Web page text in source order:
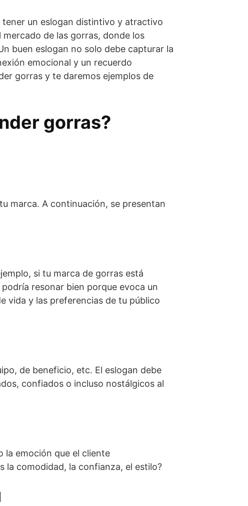
un eslogan distintivo y atractivo
de las gorras, donde los
buen eslogan no solo debe capturar la
emocional y un recuerdo
gorras y te daremos ejemplos de
gorras?
marca. A continuación, se presentan
si tu marca de gorras está
resonar bien porque evoca un
vida y las preferencias de tu público
de beneficio, etc. El eslogan debe
confiados o incluso nostálgicos al
la emoción que el cliente
la comodidad, la confianza, el estilo?